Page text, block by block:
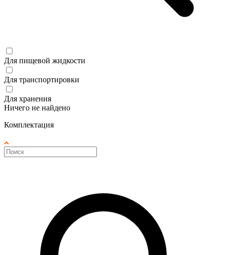
Для пищевой жидкости
Для транспортировки
Для хранения
Ничего не найдено
Комплектация